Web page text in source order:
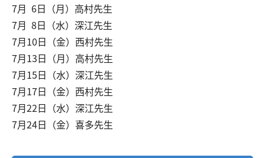
7月 6日（月）高村先生
7月 8日（水）深江先生
7月10日（金）西村先生
7月13日（月）高村先生
7月15日（水）深江先生
7月17日（金）西村先生
7月22日（水）深江先生
7月24日（金）喜多先生